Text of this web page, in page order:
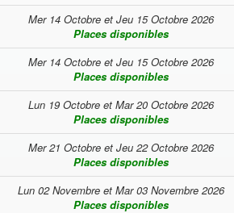
Mer 14 Octobreet Jeu 15 Octobre 2026
Places disponibles
Mer 14 Octobreet Jeu 15 Octobre 2026
Places disponibles
Lun 19 Octobreet Mar 20 Octobre 2026
Places disponibles
Mer 21 Octobreet Jeu 22 Octobre 2026
Places disponibles
Lun 02 Novembreet Mar 03 Novembre 2026
Places disponibles